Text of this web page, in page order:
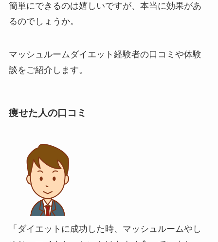
簡単にできるのは嬉しいですが、本当に効果があ
るのでしょうか。
マッシュルームダイエット経験者の口コミや体験
談をご紹介します。
痩せた人の口コミ
「ダイエットに成功した時、マッシュルームやし